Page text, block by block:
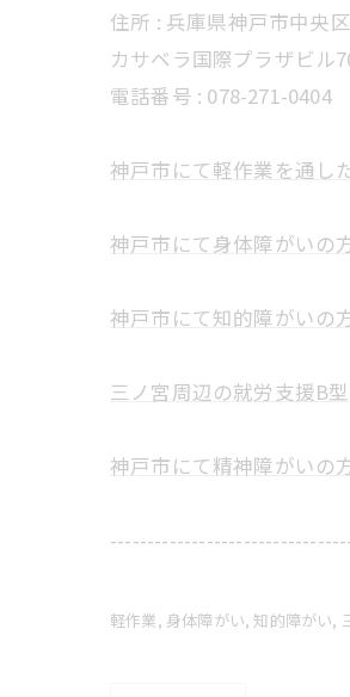
住所 : 兵庫県神戸市中央
カサベラ国際プラザビル
電話番号 : 078-271-0404
神戸市にて軽作業を通し
神戸市にて身体障がいの
神戸市にて知的障がいの
三ノ宮周辺の就労支援B型
神戸市にて精神障がいの
軽作業 身体障がい 知的障がい